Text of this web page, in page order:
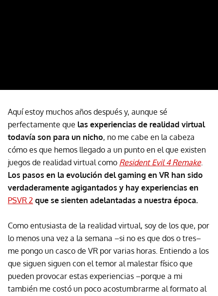
Aquí estoy muchos años después y, aunque sé
perfectamente que las experiencias de realidad virtual
todavía son para un nicho, no me cabe en la cabeza
cómo es que hemos llegado a un punto en el que existen
juegos de realidad virtual como Resident Evil 4 Remake.
Los pasos en la evolución del gaming en VR han sido
verdaderamente agigantados y hay experiencias en
PSVR 2 que se sienten adelantadas a nuestra época.
Como entusiasta de la realidad virtual, soy de los que, por
lo menos una vez a la semana –si no es que dos o tres–
me pongo un casco de VR por varias horas. Entiendo a los
que siguen siguen con el temor al malestar físico que
pueden provocar estas experiencias –porque a mi
también me costó un poco acostumbrarme al formato al